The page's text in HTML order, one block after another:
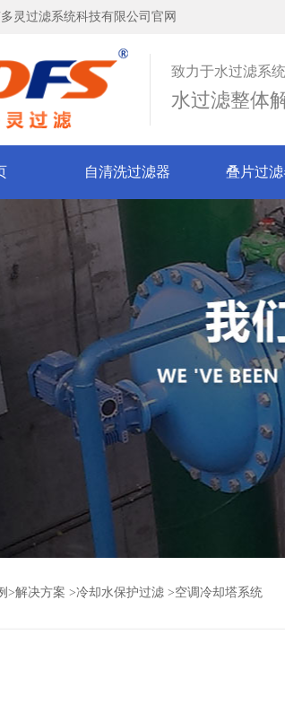
灵过滤系统科技有限公司官网
致力于水过滤系
水过滤整体
自清洗过滤器 叠片过滤
>解决方案 >冷却水保护过滤 >空调冷却塔系统